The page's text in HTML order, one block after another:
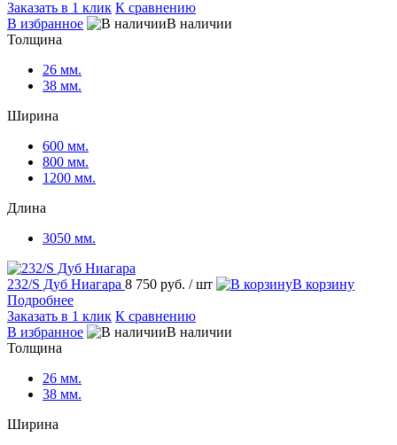
Заказать в 1 клик К сравнению
В избранное
В наличии
Толщина
26 мм.
38 мм.
Ширина
600 мм.
800 мм.
1200 мм.
Длина
3050 мм.
232/S Дуб Ниагара 8 750 руб. / шт
В корзину
Подробнее
Заказать в 1 клик К сравнению
В избранное
В наличии
Толщина
26 мм.
38 мм.
Ширина